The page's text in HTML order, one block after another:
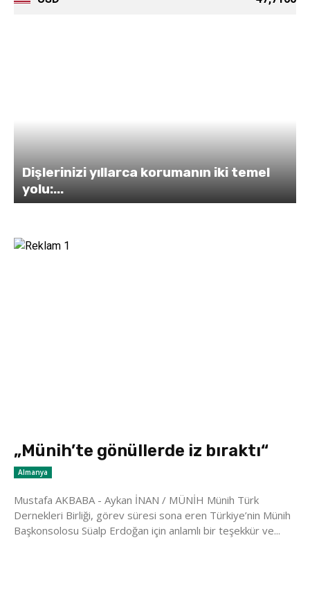
Dişlerinizi yıllarca korumanın iki temel
yolu:...
„Münih’te gönüllerde iz bıraktı“
Almanya
Mustafa AKBABA - Aykan İNAN / MÜNİH Münih Türk
Dernekleri Birliği, görev süresi sona eren Türkiye’nin Münih
Başkonsolosu Süalp Erdoğan için anlamlı bir teşekkür ve...